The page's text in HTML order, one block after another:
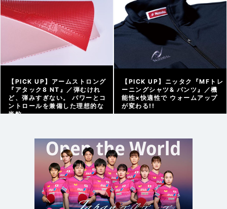
【PICK UP】アームストロング
『アタック8 NT』／弾むけれ
ど、弾みすぎない。 パワーとコ
ントロールを兼備した理想的な
半粒
【PICK UP】ニッタク『MFトレ
ーニングシャツ& パンツ』／機
能性×快適性で ウォームアップ
が変わる!!